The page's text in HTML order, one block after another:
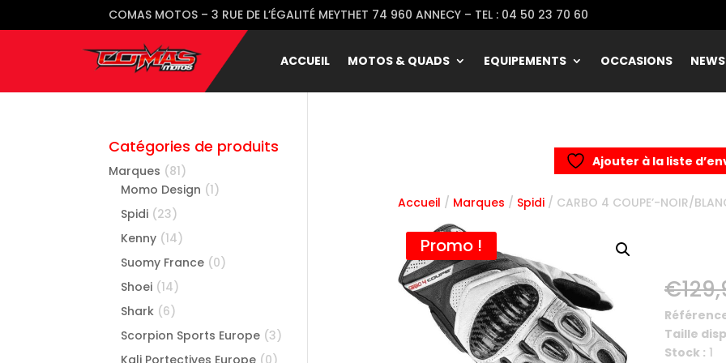
COMAS MOTOS – 3 RUE DE L’ÉGALITÉ MEYTHET 74 960 ANNECY – TEL : 04 50 23 70 60
ACCUEIL MOTOS & QUADS EQUIPEMENTS OCCASIONS NEWS
Ajouter à la liste
Accueil / Marques / Spidi / CARBO 4 COUPE’-NOIR/
Promo !
€
Taille
Stock : 1
Catégories de produits
Marques (81)
Momo Design (1)
Spidi (23)
Kenny (14)
Suomy France (0)
Shoei (14)
Shark (6)
Scorpion Sports Europe (3)
Kali Portectives Europe (0)